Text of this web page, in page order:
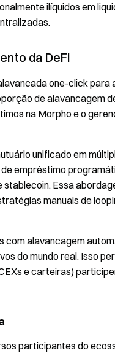
ilíquidos em
da DeFi
one-click para
de alavancagem
na Morpho e o
unificado em
empréstimo
Essa
manuais de
alavancagem
do mundo real. Isso
e carteiras)
participantes do